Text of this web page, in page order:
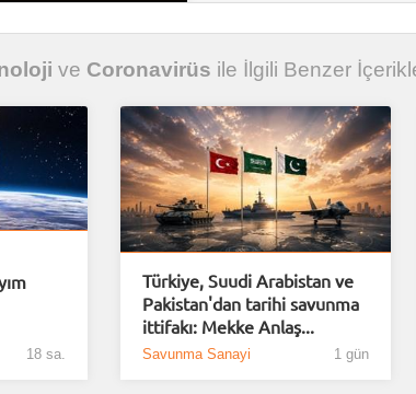
ve Coronavirüs ile İlgili Benzer
18 sa.
Türkiye, Suudi Arabistan ve
Pakistan'dan tarihi savunma
ittifakı: Mekke Anlaş...
Savunma Sanayi 1 gün